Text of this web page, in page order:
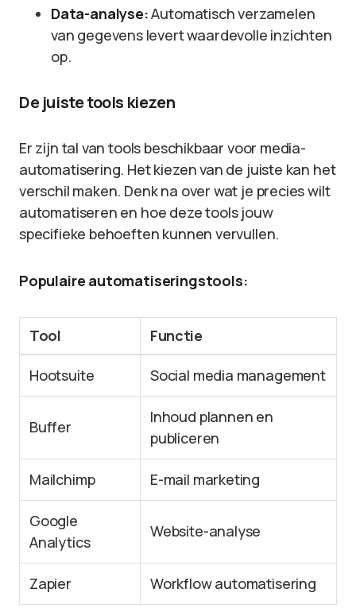
Data-analyse:Automatisch verzamelen
van gegevens levert waardevolle inzichten
op.
De juiste tools kiezen
Er zijn tal van tools beschikbaar voor media-
automatisering. Het kiezen van de juiste kan het
verschil maken. Denk na over wat je precies wilt
automatiseren en hoe deze tools jouw
specifieke behoeften kunnen vervullen.
Populaire automatiseringstools:
Tool Functie
Hootsuite Social media management
Buffer
Inhoud plannen en
publiceren
Mailchimp E-mail marketing
Google
Analytics
Website-analyse
Zapier Workflow automatisering